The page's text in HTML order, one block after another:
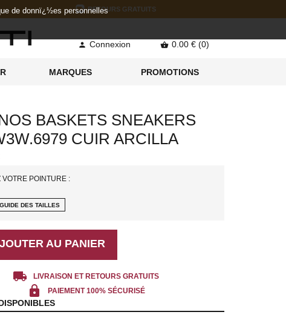
RETOURS GRATUITS
 Connexion  0.00 € (0)
MARQUES PROMOTIONS
BASKETS SNEAKERS
CUIR ARCILLA
VOTRE POINTURE :
DES TAILLES
AU PANIER
local_shipping LIVRAISON ET RETOURS GRATUITS
lock PAIEMENT 100% SÉCURISÉ
de donnï¿½es personnelles